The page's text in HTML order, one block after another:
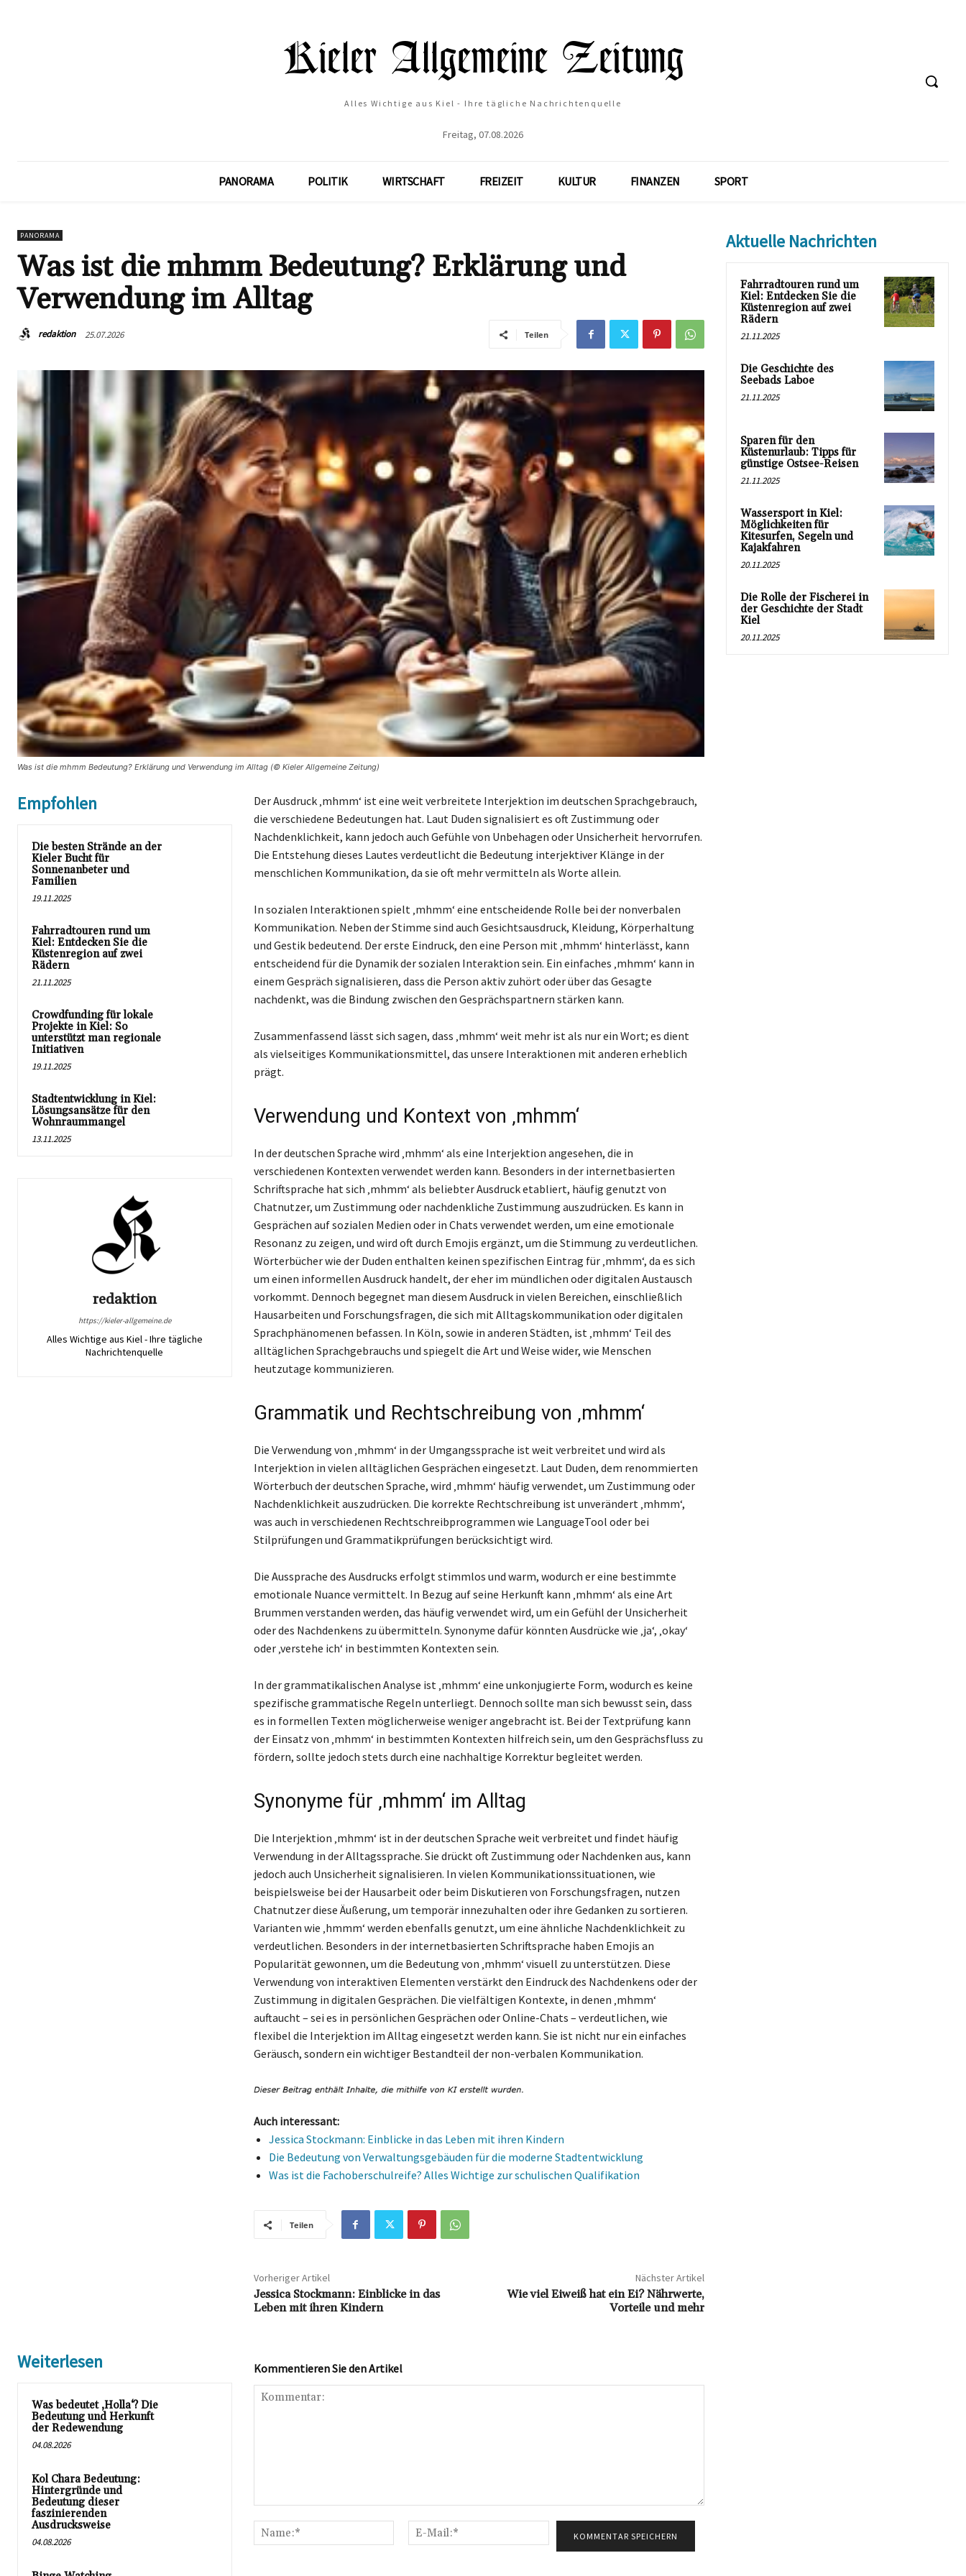
Alles Wichtige aus Kiel - Ihre tägliche Nachrichtenquelle
Freitag, 07.08.2026
PANORAMA POLITIK WIRTSCHAFT FREIZEIT KULTUR FINANZEN SPORT
PANORAMA
Was ist die mhmm Bedeutung? Erklärung und
Verwendung im Alltag
redaktion 25.07.2026 Teilen
Was ist die mhmm Bedeutung? Erklärung und Verwendung im Alltag (© Kieler Allgemeine Zeitung)
Empfohlen
Die besten Strände an der
Kieler Bucht für
Sonnenanbeter und
Familien
19.11.2025
Fahrradtouren rund um
Kiel: Entdecken Sie die
Küstenregion auf zwei
Rädern
21.11.2025
Crowdfunding für lokale
Projekte in Kiel: So
unterstützt man regionale
Initiativen
19.11.2025
Stadtentwicklung in Kiel:
Lösungsansätze für den
Wohnraummangel
13.11.2025
redaktion
https://kieler-allgemeine.de
Alles Wichtige aus Kiel - Ihre tägliche
Nachrichtenquelle
Der Ausdruck ‚mhmm‘ ist eine weit verbreitete Interjektion im deutschen Sprachgebrauch,
die verschiedene Bedeutungen hat. Laut Duden signalisiert es oft Zustimmung oder
Nachdenklichkeit, kann jedoch auch Gefühle von Unbehagen oder Unsicherheit hervorrufen.
Die Entstehung dieses Lautes verdeutlicht die Bedeutung interjektiver Klänge in der
menschlichen Kommunikation, da sie oft mehr vermitteln als Worte allein.
In sozialen Interaktionen spielt ‚mhmm‘ eine entscheidende Rolle bei der nonverbalen
Kommunikation. Neben der Stimme sind auch Gesichtsausdruck, Kleidung, Körperhaltung
und Gestik bedeutend. Der erste Eindruck, den eine Person mit ‚mhmm‘ hinterlässt, kann
entscheidend für die Dynamik der sozialen Interaktion sein. Ein einfaches ‚mhmm‘ kann in
einem Gespräch signalisieren, dass die Person aktiv zuhört oder über das Gesagte
nachdenkt, was die Bindung zwischen den Gesprächspartnern stärken kann.
Zusammenfassend lässt sich sagen, dass ‚mhmm‘ weit mehr ist als nur ein Wort; es dient
als vielseitiges Kommunikationsmittel, das unsere Interaktionen mit anderen erheblich
prägt.
Verwendung und Kontext von ‚mhmm‘
In der deutschen Sprache wird ‚mhmm‘ als eine Interjektion angesehen, die in
verschiedenen Kontexten verwendet werden kann. Besonders in der internetbasierten
Schriftsprache hat sich ‚mhmm‘ als beliebter Ausdruck etabliert, häufig genutzt von
Chatnutzer, um Zustimmung oder nachdenkliche Zustimmung auszudrücken. Es kann in
Gesprächen auf sozialen Medien oder in Chats verwendet werden, um eine emotionale
Resonanz zu zeigen, und wird oft durch Emojis ergänzt, um die Stimmung zu verdeutlichen.
Wörterbücher wie der Duden enthalten keinen spezifischen Eintrag für ‚mhmm‘, da es sich
um einen informellen Ausdruck handelt, der eher im mündlichen oder digitalen Austausch
vorkommt. Dennoch begegnet man diesem Ausdruck in vielen Bereichen, einschließlich
Hausarbeiten und Forschungsfragen, die sich mit Alltagskommunikation oder digitalen
Sprachphänomenen befassen. In Köln, sowie in anderen Städten, ist ‚mhmm‘ Teil des
alltäglichen Sprachgebrauchs und spiegelt die Art und Weise wider, wie Menschen
heutzutage kommunizieren.
Grammatik und Rechtschreibung von ‚mhmm‘
Die Verwendung von ‚mhmm‘ in der Umgangssprache ist weit verbreitet und wird als
Interjektion in vielen alltäglichen Gesprächen eingesetzt. Laut Duden, dem renommierten
Wörterbuch der deutschen Sprache, wird ‚mhmm‘ häufig verwendet, um Zustimmung oder
Nachdenklichkeit auszudrücken. Die korrekte Rechtschreibung ist unverändert ‚mhmm‘,
was auch in verschiedenen Rechtschreibprogrammen wie LanguageTool oder bei
Stilprüfungen und Grammatikprüfungen berücksichtigt wird.
Die Aussprache des Ausdrucks erfolgt stimmlos und warm, wodurch er eine bestimmte
emotionale Nuance vermittelt. In Bezug auf seine Herkunft kann ‚mhmm‘ als eine Art
Brummen verstanden werden, das häufig verwendet wird, um ein Gefühl der Unsicherheit
oder des Nachdenkens zu übermitteln. Synonyme dafür könnten Ausdrücke wie ‚ja‘, ‚okay‘
oder ‚verstehe ich‘ in bestimmten Kontexten sein.
In der grammatikalischen Analyse ist ‚mhmm‘ eine unkonjugierte Form, wodurch es keine
spezifische grammatische Regeln unterliegt. Dennoch sollte man sich bewusst sein, dass
es in formellen Texten möglicherweise weniger angebracht ist. Bei der Textprüfung kann
der Einsatz von ‚mhmm‘ in bestimmten Kontexten hilfreich sein, um den Gesprächsfluss zu
fördern, sollte jedoch stets durch eine nachhaltige Korrektur begleitet werden.
Synonyme für ‚mhmm‘ im Alltag
Die Interjektion ‚mhmm‘ ist in der deutschen Sprache weit verbreitet und findet häufig
Verwendung in der Alltagssprache. Sie drückt oft Zustimmung oder Nachdenken aus, kann
jedoch auch Unsicherheit signalisieren. In vielen Kommunikationssituationen, wie
beispielsweise bei der Hausarbeit oder beim Diskutieren von Forschungsfragen, nutzen
Chatnutzer diese Äußerung, um temporär innezuhalten oder ihre Gedanken zu sortieren.
Varianten wie ‚hmmm‘ werden ebenfalls genutzt, um eine ähnliche Nachdenklichkeit zu
verdeutlichen. Besonders in der internetbasierten Schriftsprache haben Emojis an
Popularität gewonnen, um die Bedeutung von ‚mhmm‘ visuell zu unterstützen. Diese
Verwendung von interaktiven Elementen verstärkt den Eindruck des Nachdenkens oder der
Zustimmung in digitalen Gesprächen. Die vielfältigen Kontexte, in denen ‚mhmm‘
auftaucht – sei es in persönlichen Gesprächen oder Online-Chats – verdeutlichen, wie
flexibel die Interjektion im Alltag eingesetzt werden kann. Sie ist nicht nur ein einfaches
Geräusch, sondern ein wichtiger Bestandteil der non-verbalen Kommunikation.
Auch interessant:
Jessica Stockmann: Einblicke in das Leben mit ihren Kindern
Die Bedeutung von Verwaltungsgebäuden für die moderne Stadtentwicklung
Was ist die Fachoberschulreife? Alles Wichtige zur schulischen Qualifikation
Teilen
Vorheriger Artikel
Jessica Stockmann: Einblicke in das
Leben mit ihren Kindern
Nächster Artikel
Wie viel Eiweiß hat ein Ei? Nährwerte,
Vorteile und mehr
Weiterlesen
Was bedeutet ‚Holla‘? Die
Bedeutung und Herkunft
der Redewendung
04.08.2026
Kol Chara Bedeutung:
Hintergründe und
Bedeutung dieser
faszinierenden
Ausdrucksweise
04.08.2026
Kommentieren Sie den Artikel
Name:*
Mail:*
Aktuelle Nachrichten
Fahrradtouren rund um
Kiel: Entdecken Sie die
Küstenregion auf zwei
Rädern
21.11.2025
Die Geschichte des
Seebads Laboe
21.11.2025
Sparen für den
Küstenurlaub: Tipps für
günstige Ostsee-Reisen
21.11.2025
Wassersport in Kiel:
Möglichkeiten für
Kitesurfen, Segeln und
Kajakfahren
20.11.2025
Die Rolle der Fischerei in
der Geschichte der Stadt
Kiel
20.11.2025